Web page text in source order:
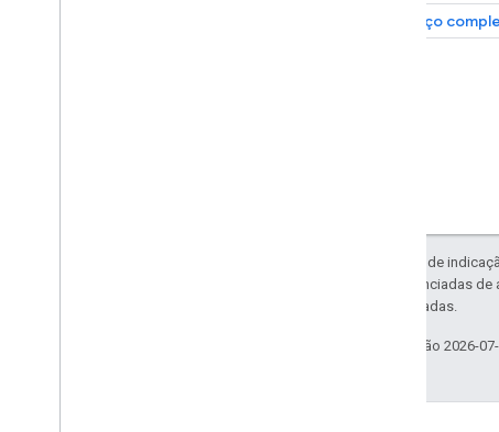
Serviço
Exceto em caso de
código são licenciadas de
Oracle e/ou afiliadas.
Última atualização 2026-07-